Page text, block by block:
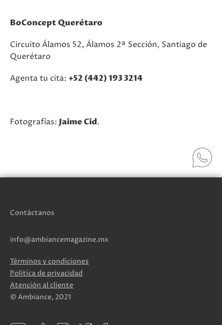
BoConcept Querétaro
Circuito Álamos 52, Álamos 2ª Sección, Santiago de
Querétaro
Agenta tu cita: +52 (442) 193 3214
Fotografías: Jaime Cid.
Contáctanos
info@ambiancemagazine.mx
Términos y condiciones
Política de privacidad
Atención al cliente
© Ambiance, 2021